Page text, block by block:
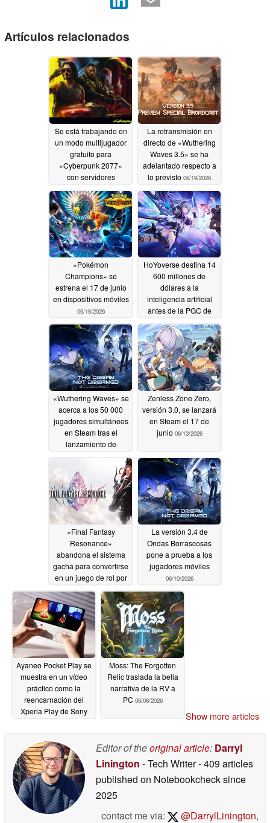
Artículos relacionados
Se está trabajando en
un modo multijugador
gratuito para
«Cyberpunk 2077»
con servidores
personalizados y
combates con
vehículos06/20/2026
La retransmisión en
directo de «Wuthering
Waves 3.5» se ha
adelantado respecto a
lo previsto 06/19/2026
«Pokémon
Champions» se
estrena el 17 de junio
en dispositivos móviles
06/16/2026
HoYoverse destina 14
600 millones de
dólares a la
inteligencia artificial
antes de la PGC de
Barcelona06/14/2026
«Wuthering Waves» se
acerca a los 50 000
jugadores simultáneos
en Steam tras el
lanzamiento de
06/13/2026
Zenless Zone Zero,
versión 3.0, se lanzará
en Steam el 17 de
junio 06/13/2026
«Final Fantasy
Resonance»
abandona el sistema
gacha para convertirse
en un juego de rol por
turnos06/11/2026
La versión 3.4 de
Ondas Borrascosas
pone a prueba a los
jugadores móviles
06/10/2026
Ayaneo Pocket Play se
muestra en un vídeo
práctico como la
reencarnación del
Xperia Play de Sony
Moss: The Forgotten
Relic traslada la bella
narrativa de la RV a
PC 06/08/2026
Show more articles
Editor of theoriginal article: Darryl
Linington - Tech Writer- 409 articles
published on Notebookchecksince
2025
contact me via:
@DarrylLinington,